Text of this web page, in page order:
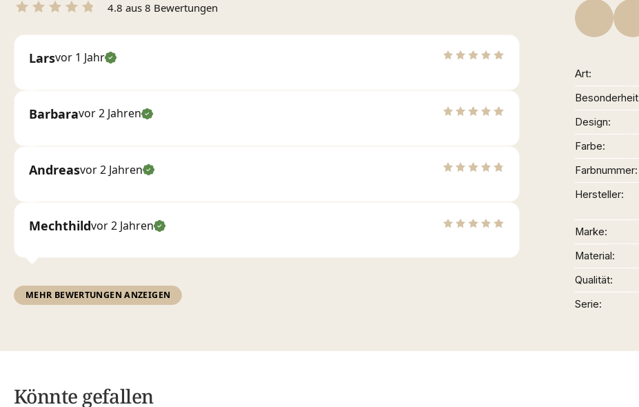
4.8 aus 8 Bewertungen
Larsvor 1 Jahr
Barbaravor 2 Jahren
Andreasvor 2 Jahren
Mechthildvor 2 Jahren
MEHR BEWERTUNGEN ANZEIGEN
Art
Besonderheit
Design
Farbe
Farbnummer
Hersteller
Marke
Material
Qualität
Serie
Könnte gefallen